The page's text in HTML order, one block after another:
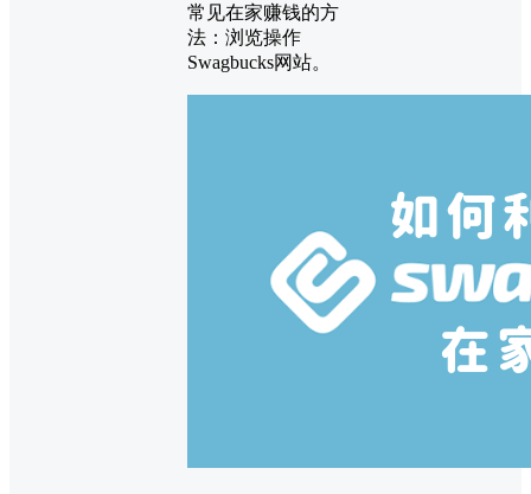
常见在家赚钱的方
法：浏览操作
Swagbucks网站。